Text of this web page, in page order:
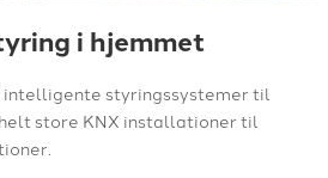
i hjemmet
intelligente styringssystemer til
store KNX installationer til